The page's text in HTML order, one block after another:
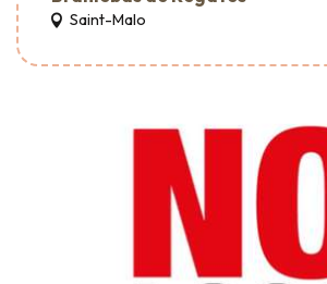
Saint-Malo